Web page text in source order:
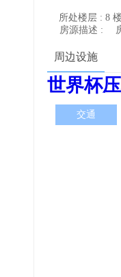
所处楼层 : 8 楼
房源描述 :
周边设施